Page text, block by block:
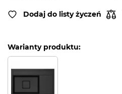
Dodaj do listy życzeń
Warianty produktu: